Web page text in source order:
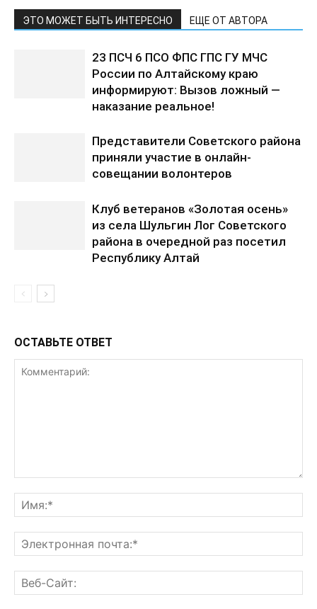
ЭТО МОЖЕТ БЫТЬ ИНТЕРЕСНО ЕЩЕ ОТ АВТОРА
23 ПСЧ 6 ПСО ФПС ГПС ГУ МЧС
России по Алтайскому краю
информируют: Вызов ложный —
наказание реальное!
Представители Советского района
приняли участие в онлайн-
совещании волонтеров
Клуб ветеранов «Золотая осень»
из села Шульгин Лог Советского
района в очередной раз посетил
Республику Алтай
ОСТАВЬТЕ ОТВЕТ